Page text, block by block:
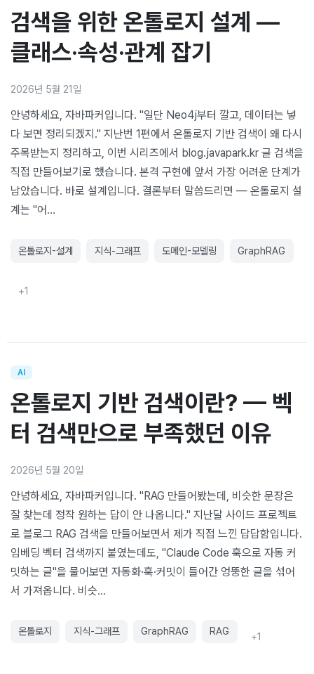
검색을 위한 온톨로지 설계 —
클래스·속성·관계 잡기
2026년 5월 21일
안녕하세요, 자바파커입니다. "일단 Neo4j부터 깔고, 데이터는 넣
다 보면 정리되겠지." 지난번 1편에서 온톨로지 기반 검색이 왜 다시
주목받는지 정리하고, 이번 시리즈에서 blog.javapark.kr 글 검색을
직접 만들어보기로 했습니다. 본격 구현에 앞서 가장 어려운 단계가
남았습니다. 바로 설계입니다. 결론부터 말씀드리면 — 온톨로지 설
계는 "어…
온톨로지-설계 지식-그래프 도메인-모델링 GraphRAG
+1
AI
온톨로지 기반 검색이란? — 벡
터 검색만으로 부족했던 이유
2026년 5월 20일
안녕하세요, 자바파커입니다. "RAG 만들어봤는데, 비슷한 문장은
잘 찾는데 정작 원하는 답이 안 나옵니다." 지난달 사이드 프로젝트
로 블로그 RAG 검색을 만들어보면서 제가 직접 느낀 답답함입니다.
임베딩 벡터 검색까지 붙였는데도, "Claude Code 훅으로 자동 커
밋하는 글"을 물어보면 자동화·훅·커밋이 들어간 엉뚱한 글을 섞어
서 가져옵니다. 비슷…
온톨로지 지식-그래프 GraphRAG RAG +1